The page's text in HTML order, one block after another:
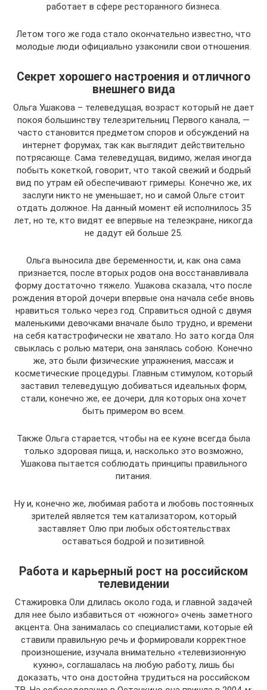
работает в сфере ресторанного бизнеса.
Летом того же года стало окончательно известно, что
молодые люди официально узаконили свои отношения.
Секрет хорошего настроения и отличного
внешнего вида
Ольга Ушакова – телеведущая, возраст который не дает
покоя большинству телезрительниц Первого канала, —
часто становится предметом споров и обсуждений на
интернет форумах, так как выглядит действительно
потрясающе. Сама телеведущая, видимо, желая иногда
побыть кокеткой, говорит, что такой свежий и бодрый
вид по утрам ей обеспечивают гримеры. Конечно же, их
заслуги никто не уменьшает, но и самой Ольге стоит
отдать должное. На данный момент ей исполнилось 35
лет, но те, кто видят ее впервые на телеэкране, никогда
не дадут ей больше 25.
Ольга выносила две беременности, и, как она сама
признается, после вторых родов она восстанавливала
форму достаточно тяжело. Ушакова сказала, что после
рождения второй дочери впервые она начала себе вновь
нравиться только через год. Справиться одной с двумя
маленькими девочками вначале было трудно, и времени
на себя катастрофически не хватало. Но зато когда Оля
свыклась с ролью матери, она занялась собою. Конечно
же, это были физические упражнения, массаж и
косметические процедуры. Главным стимулом, который
заставил телеведущую добиваться идеальных форм,
стали, конечно же, ее дочери, для которых она хочет
быть примером во всем.
Также Ольга старается, чтобы на ее кухне всегда была
только здоровая пища, и, насколько это возможно,
Ушакова пытается соблюдать принципы правильного
питания.
Ну и, конечно же, любимая работа и любовь постоянных
зрителей является тем катализатором, который
заставляет Олю при любых обстоятельствах
оставаться бодрой и позитивной.
Работа и карьерный рост на российском
телевидении
Стажировка Оли длилась около года, и главной задачей
для нее было избавиться от «южного» очень заметного
акцента. Она занималась со специалистами, которые ей
ставили правильную речь и формировали корректное
произношение, изучала внимательно «телевизионную
кухню», соглашалась на любую работу, лишь бы
доказать, что она достойна трудиться на российском